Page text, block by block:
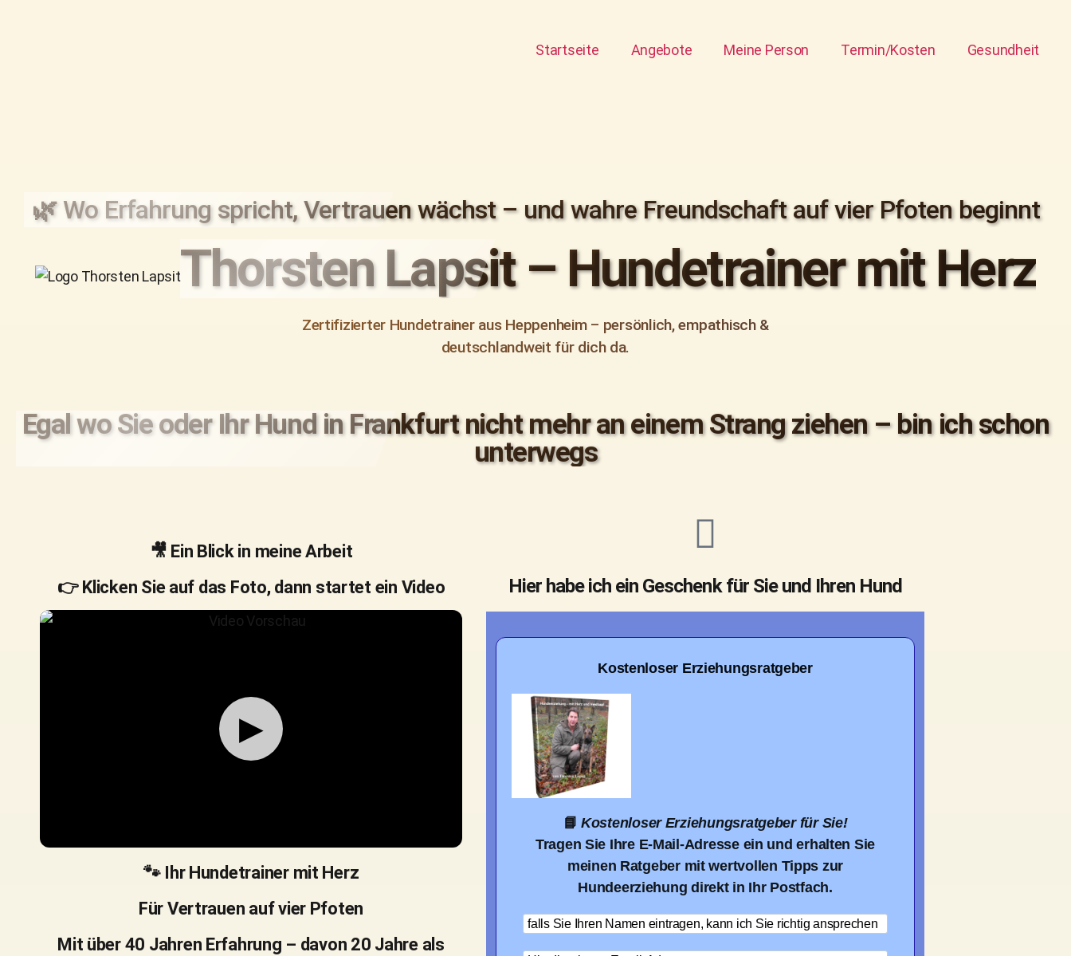
Startseite Angebote Meine Person Termin/Kosten Gesundheit
🌿 Wo Erfahrung spricht, Vertrauen wächst – und wahre Freundschaft auf vier Pfoten beginnt
Thorsten Lapsit – Hundetrainer mit Herz
Zertifizierter Hundetrainer aus Heppenheim – persönlich, empathisch &
deutschlandweit für dich da.
Egal wo Sie oder Ihr Hund in Frankfurt nicht mehr an einem Strang ziehen – bin ich schon
unterwegs
🎥 Ein Blick in meine Arbeit
👉 Klicken Sie auf das Foto, dann startet ein Video
▶
🐾 Ihr Hundetrainer mit Herz
Für Vertrauen auf vier Pfoten
Mit über 40 Jahren Erfahrung – davon 20 Jahre als
Hier habe ich ein Geschenk für Sie und Ihren Hund
Kostenloser Erziehungsratgeber
📘 Kostenloser Erziehungsratgeber für Sie!
Tragen Sie Ihre E-Mail-Adresse ein und erhalten Sie
meinen Ratgeber mit wertvollen Tipps zur
Hundeerziehung direkt in Ihr Postfach.